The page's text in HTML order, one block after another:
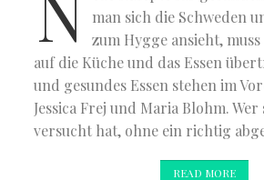
man sich die Schweden
zum Hygge ansieht,
auf die Küche und das Essen
und gesundes Essen stehen im
Jessica Frej und Maria Blohm.
versucht hat, ohne ein richtig
READ MORE